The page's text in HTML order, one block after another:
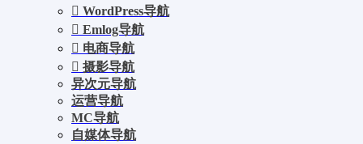
WordPress导航
Emlog导航
电商导航
摄影导航
异次元导航
运营导航
MC导航
自媒体导航